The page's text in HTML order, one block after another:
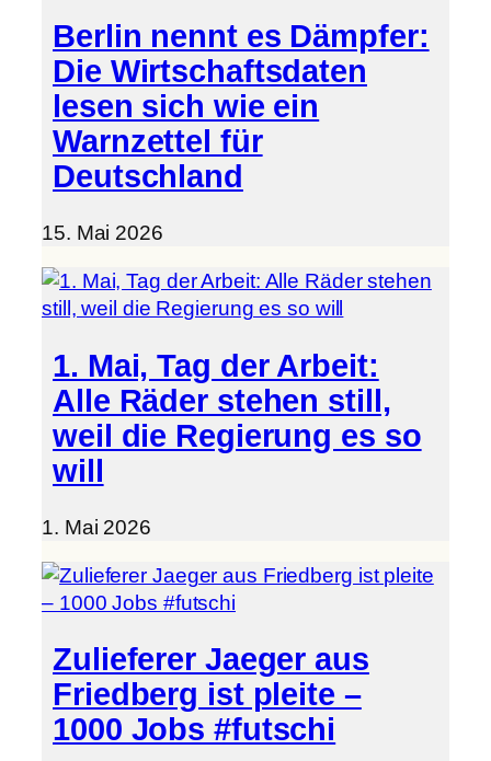
Berlin nennt es Dämpfer:
Die Wirtschaftsdaten
lesen sich wie ein
Warnzettel für
Deutschland
15. Mai 2026
1. Mai, Tag der Arbeit:
Alle Räder stehen still,
weil die Regierung es so
will
1. Mai 2026
Zulieferer Jaeger aus
Friedberg ist pleite –
1000 Jobs #futschi